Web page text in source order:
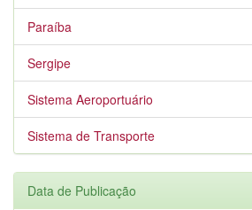
Paraíba
Sergipe
Sistema Aeroportuário
Sistema de Transporte
Data de Publicação